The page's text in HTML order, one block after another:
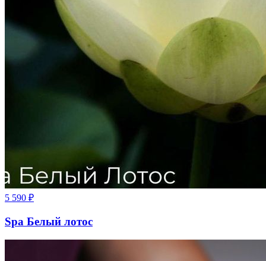
5 590 ₽
Spa Белый лотос